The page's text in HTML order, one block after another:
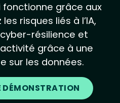
fonctionne grâce aux
risques liés à l’IA,
résilience et
grâce à une
sur les données.
DÉMONSTRATION